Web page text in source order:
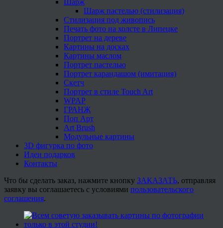
Шарж пастелью (стилизация)
Стилизация под живопись
Печать фото на холсте в Липецке
Портрет на дереве
Картины на досках
Картины маслом
Портрет пастелью
Портрет карандашом (имитация)
Скетч
Портрет в стиле Touch Art
WPAP
ГРАНЖ
Поп Арт
Art Brush
Модульные картины
3D фигурка по фото
Идеи подарков
Контакты
Что бы сделать заказ, нажмите кнопку ЗАКАЗАТЬ, отправляя
заявку вы соглашаетесь с условиями пользовательского
соглашения.